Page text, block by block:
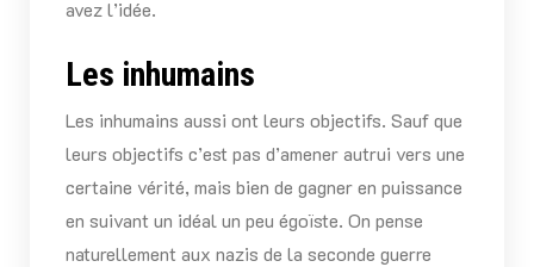
avez l’idée.
Les inhumains
Les inhumains aussi ont leurs objectifs. Sauf que
leurs objectifs c’est pas d’amener autrui vers une
certaine vérité, mais bien de gagner en puissance
en suivant un idéal un peu égoïste. On pense
naturellement aux nazis de la seconde guerre